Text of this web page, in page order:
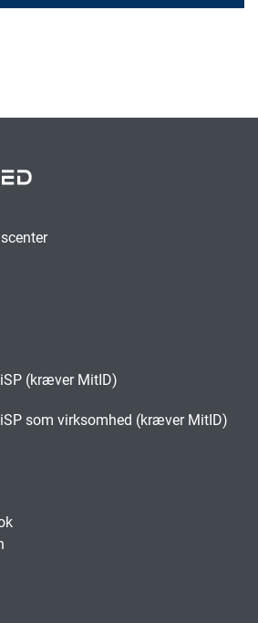
(kræver MitID)
som virksomhed (kræver MitID)